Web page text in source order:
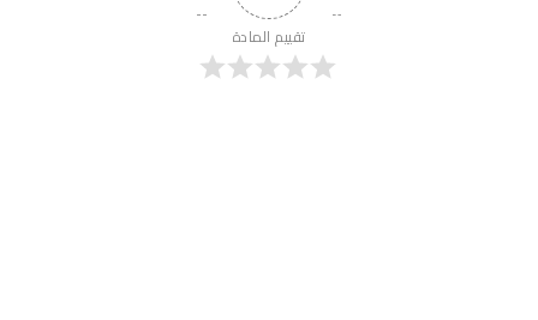
تقييم المادة